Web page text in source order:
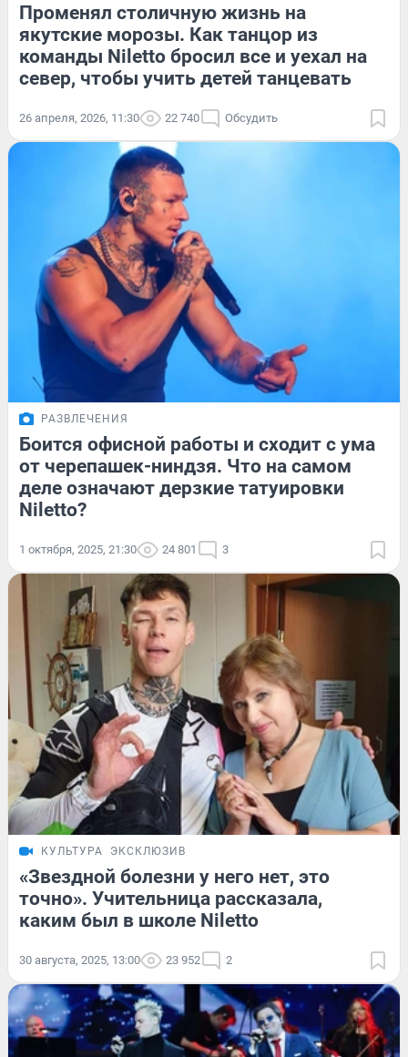
Променял столичную жизнь на
якутские морозы. Как танцор из
команды Niletto бросил все и уехал на
север, чтобы учить детей танцевать
26 апреля, 2026, 11:30 22 740 Обсудить
РАЗВЛЕЧЕНИЯ
Боится офисной работы и сходит с ума
от черепашек-ниндзя. Что на самом
деле означают дерзкие татуировки
Niletto?
1 октября, 2025, 21:30 24 801 3
КУЛЬТУРА ЭКСКЛЮЗИВ
«Звездной болезни у него нет, это
точно». Учительница рассказала,
каким был в школе Niletto
30 августа, 2025, 13:00 23 952 2